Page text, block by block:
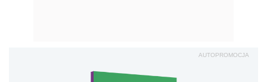
AUTOPROMOCJA